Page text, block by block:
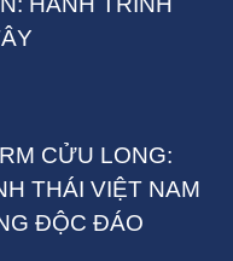
CỬU LONG:
THÁI VIỆT NAM
ĐỘC ĐÁO